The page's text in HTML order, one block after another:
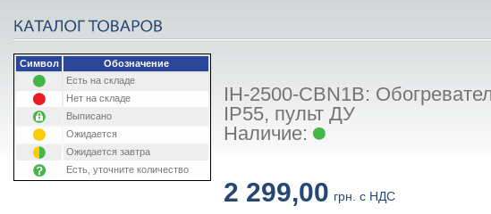
Символ
Обозначение
Есть на складе
Нет на складе
Выписано
Ожидается
Ожидается завтра
Есть, уточните количество
IH-2500-CBN1B:
IP55, пульт ДУ
Наличие:
2 299,00 грн. с НДС